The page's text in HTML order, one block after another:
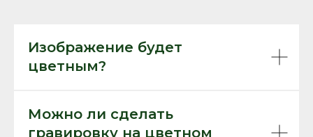
Изображение будет
цветным?
Можно ли сделать
гравировку на цветном